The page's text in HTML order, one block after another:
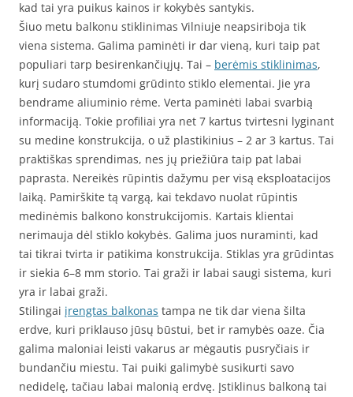
kad tai yra puikus kainos ir kokybės santykis.
Šiuo metu balkonu stiklinimas Vilniuje neapsiriboja tik
viena sistema. Galima paminėti ir dar vieną, kuri taip pat
populiari tarp besirenkančiųjų. Tai – berėmis stiklinimas,
kurį sudaro stumdomi grūdinto stiklo elementai. Jie yra
bendrame aliuminio rėme. Verta paminėti labai svarbią
informaciją. Tokie profiliai yra net 7 kartus tvirtesni lyginant
su medine konstrukcija, o už plastikinius – 2 ar 3 kartus. Tai
praktiškas sprendimas, nes jų priežiūra taip pat labai
paprasta. Nereikės rūpintis dažymu per visą eksploatacijos
laiką. Pamirškite tą vargą, kai tekdavo nuolat rūpintis
medinėmis balkono konstrukcijomis. Kartais klientai
nerimauja dėl stiklo kokybės. Galima juos nuraminti, kad
tai tikrai tvirta ir patikima konstrukcija. Stiklas yra grūdintas
ir siekia 6–8 mm storio. Tai graži ir labai saugi sistema, kuri
yra ir labai graži.
Stilingai įrengtas balkonas tampa ne tik dar viena šilta
erdve, kuri priklauso jūsų būstui, bet ir ramybės oaze. Čia
galima maloniai leisti vakarus ar mėgautis pusryčiais ir
bundančiu miestu. Tai puiki galimybė susikurti savo
nedidelę, tačiau labai malonią erdvę. Įstiklinus balkoną tai